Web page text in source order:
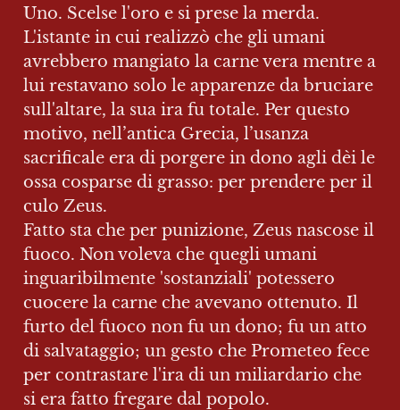
Uno. Scelse l'oro e si prese la merda.
L'istante in cui realizzò che gli umani
avrebbero mangiato la carne vera mentre a
lui restavano solo le apparenze da bruciare
sull'altare, la sua ira fu totale. Per questo
motivo, nell’antica Grecia, l’usanza
sacrificale era di porgere in dono agli dèi le
ossa cosparse di grasso: per prendere per il
culo Zeus.
Fatto sta che per punizione, Zeus nascose il
fuoco. Non voleva che quegli umani
inguaribilmente 'sostanziali' potessero
cuocere la carne che avevano ottenuto. Il
furto del fuoco non fu un dono; fu un atto
di salvataggio; un gesto che Prometeo fece
per contrastare l'ira di un miliardario che
si era fatto fregare dal popolo.